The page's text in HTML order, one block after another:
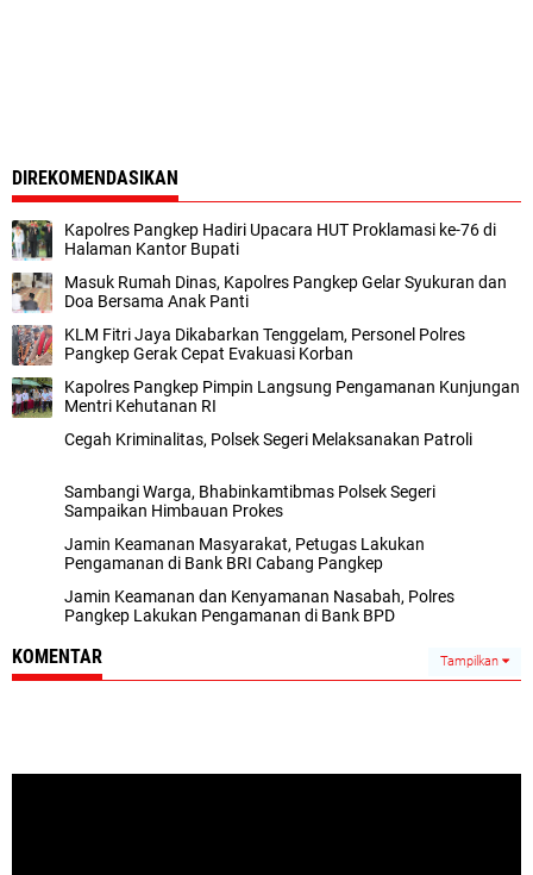
DIREKOMENDASIKAN
Kapolres Pangkep Hadiri Upacara HUT Proklamasi ke-76 di
Halaman Kantor Bupati
Masuk Rumah Dinas, Kapolres Pangkep Gelar Syukuran dan
Doa Bersama Anak Panti
KLM Fitri Jaya Dikabarkan Tenggelam, Personel Polres
Pangkep Gerak Cepat Evakuasi Korban
Kapolres Pangkep Pimpin Langsung Pengamanan Kunjungan
Mentri Kehutanan RI
Cegah Kriminalitas, Polsek Segeri Melaksanakan Patroli
Sambangi Warga, Bhabinkamtibmas Polsek Segeri
Sampaikan Himbauan Prokes
Jamin Keamanan Masyarakat, Petugas Lakukan
Pengamanan di Bank BRI Cabang Pangkep
Jamin Keamanan dan Kenyamanan Nasabah, Polres
Pangkep Lakukan Pengamanan di Bank BPD
KOMENTAR Tampilkan